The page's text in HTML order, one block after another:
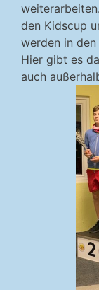
den Kidscup
werden in
Hier gibt es
auch